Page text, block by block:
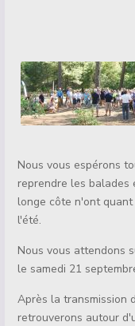
Nous vous espérons
reprendre les balades
longe côte n'ont
l'été.
Nous vous attendons
le samedi 21
Après la transmission
retrouverons autour